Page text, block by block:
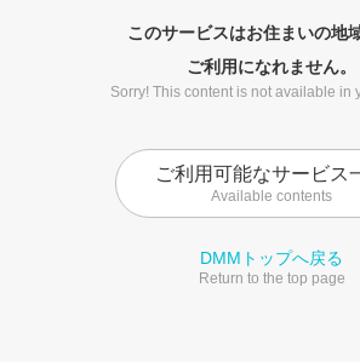
このサービスはお住まいの地
ご利用になれません。
Sorry! This content is not available in
ご利用可能なサービス
Available contents
DMMトップへ戻る
Return to the top page